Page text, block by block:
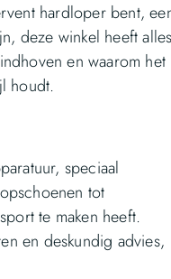
hardloper bent,
deze winkel heeft alles
en waarom het
houdt.
speciaal
tot
te maken heeft.
en deskundig advies,